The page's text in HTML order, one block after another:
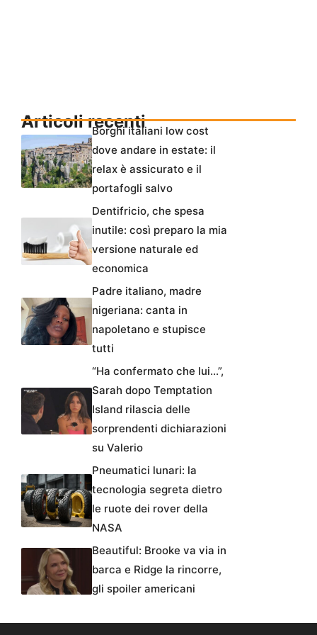
Articoli recentiBorghi italiani low cost
dove andare in estate: il
relax è assicurato e il
portafogli salvo
Dentifricio, che spesa
inutile: così preparo la mia
versione naturale ed
economica
Padre italiano, madre
nigeriana: canta in
napoletano e stupisce
tutti
“Ha confermato che lui…”,
Sarah dopo Temptation
Island rilascia delle
sorprendenti dichiarazioni
su Valerio
Pneumatici lunari: la
tecnologia segreta dietro
le ruote dei rover della
NASA
Beautiful: Brooke va via in
barca e Ridge la rincorre,
gli spoiler americani